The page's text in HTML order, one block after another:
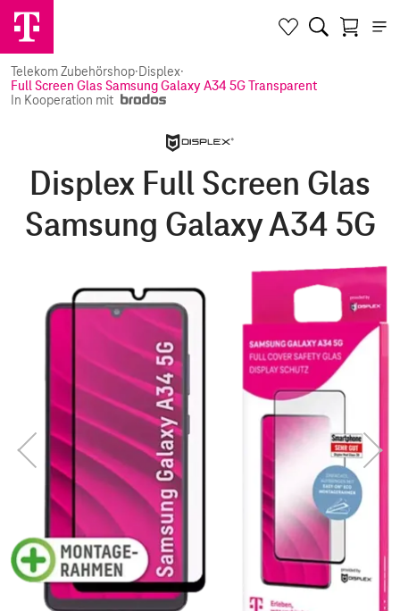
Telekom Zubehörshop·Displex·
Full Screen Glas Samsung Galaxy A34 5G Transparent
In Kooperation mit
Displex Full Screen Glas
Samsung Galaxy A34 5G